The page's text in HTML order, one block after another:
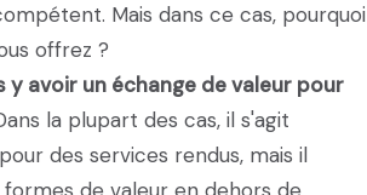
Mais dans ce cas, pourquoi
offrez ?
avoir un échange de valeur pour
la plupart des cas, il s'agit
des services rendus, mais il